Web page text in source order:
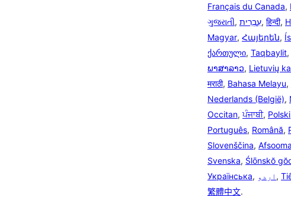
Français du Canada,
ગુજરાતી, עִבְרִית, हिन्दी,
Magyar, Հայերեն,
ქართული, Taqbaylit,
ພາສາລາວ, Lietuvių
मराठी, Bahasa Melayu,
Nederlands (België),
Occitan,ਪੰਜਾਬੀ, Polski
Português, Română,
Slovenščina,
Svenska, Ślōnskŏ
Українська, اردو ,
繁體中文.